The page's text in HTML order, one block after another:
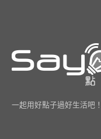
一起用好點子過好生活吧！